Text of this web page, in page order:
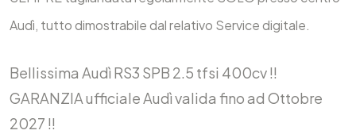
Audì, tutto dimostrabile dal relativo Service digitale.
Bellissima Audì RS3 SPB 2.5 tfsi 400cv !!
GARANZIA ufficiale Audì valida fino ad Ottobre
2027 !!